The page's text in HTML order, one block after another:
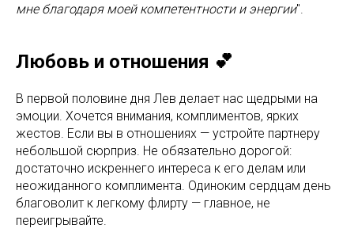
мне благодаря моей компетентности и энергии".
Любовь и отношения 💕
В первой половине дня Лев делает нас щедрыми на
эмоции. Хочется внимания, комплиментов, ярких
жестов. Если вы в отношениях — устройте партнеру
небольшой сюрприз. Не обязательно дорогой:
достаточно искреннего интереса к его делам или
неожиданного комплимента. Одиноким сердцам день
благоволит к легкому флирту — главное, не
переигрывайте.